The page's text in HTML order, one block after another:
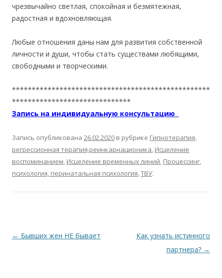
чрезвычайно светлая, спокойная и безмятежная,
радостная и вдохновляющая.
Любые отношения даны нам для развития собственной
личности и души, чтобы стать существами любящими,
свободными и творческими.
**************************************************
******************************
Запись на индивидуальную консультацию
Запись опубликована 26.02.2020 в рубрике Гипнотерапия,
регрессионная терапия,реинкарнационика, Исцеление
воспоминанием, Исцеление временных линий, Процессинг,
психология, перинатальная психология,ТВУ.
Навигация по записям
← Бывших жен НЕ бывает
Как узнать истинного
партнера? →